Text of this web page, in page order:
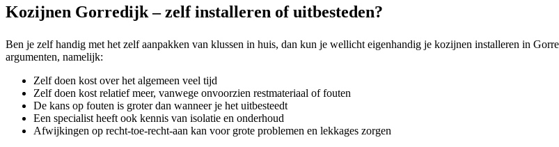
Kozijnen Gorredijk – zelf installeren of uitbesteden?
Ben je zelf handig met het zelf aanpakken van klussen in huis, dan kun je wellicht eigenhandig je kozijnen installeren in
argumenten, namelijk:
Zelf doen kost over het algemeen veel tijd
Zelf doen kost relatief meer, vanwege onvoorzien restmateriaal of fouten
De kans op fouten is groter dan wanneer je het uitbesteedt
Een specialist heeft ook kennis van isolatie en onderhoud
Afwijkingen op recht-toe-recht-aan kan voor grote problemen en lekkages zorgen